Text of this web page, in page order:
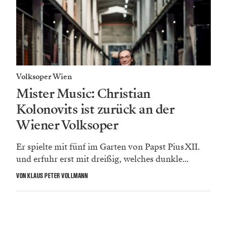
Volksoper Wien
Mister Music: Christian
Kolonovits ist zurück an der
Wiener Volksoper
Er spielte mit fünf im Garten von Papst Pius XII.
und erfuhr erst mit dreißig, welches dunkle...
VON KLAUS PETER VOLLMANN